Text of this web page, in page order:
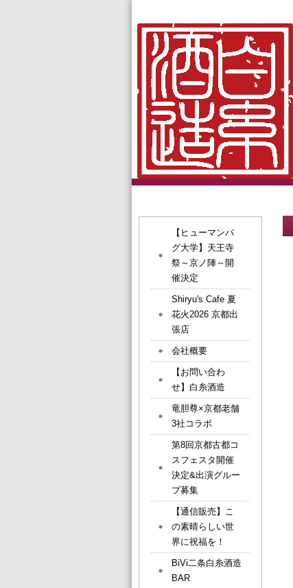
【ヒューマンバ
グ大学】天王寺
祭～京ノ陣～開
催決定
Shiryu's Cafe 夏
花火2026 京都出
張店
会社概要
【お問い合わ
せ】白糸酒造
竜胆尊×京都老舗
3社コラボ
第8回京都古都コ
スフェスタ開催
決定&出演グルー
プ募集
【通信販売】こ
の素晴らしい世
界に祝福を！
BiVi二条白糸酒造
BAR